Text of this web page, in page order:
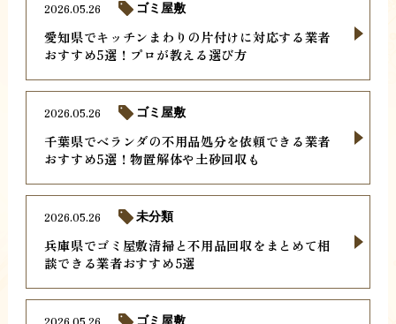
愛知県でキッチンまわりの片付けに対応する業者
おすすめ5選！プロが教える選び方
2026.05.26 ゴミ屋敷
千葉県でベランダの不用品処分を依頼できる業者
おすすめ5選！物置解体や土砂回収も
2026.05.26 ゴミ屋敷
兵庫県でゴミ屋敷清掃と不用品回収をまとめて相
談できる業者おすすめ5選
2026.05.26 未分類
ゴミ屋敷